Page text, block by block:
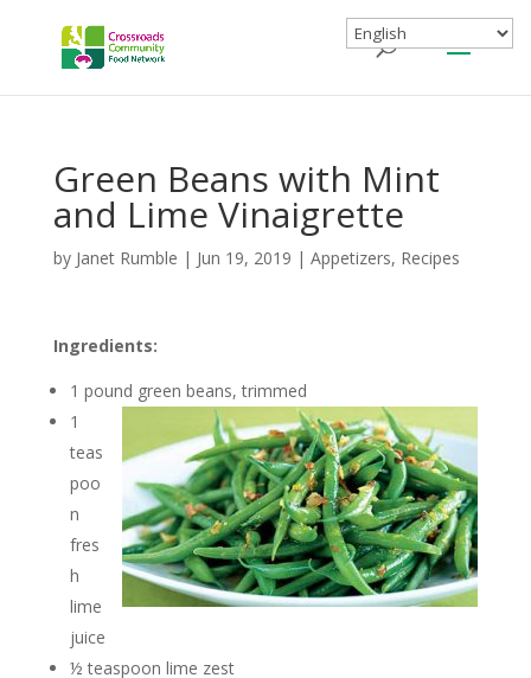
Green Beans with Mint
and Lime Vinaigrette
by Janet Rumble | Jun 19, 2019 | Appetizers, Recipes
Ingredients:
1 pound green beans, trimmed
1
teas
poo
n
fres
h
lime
juice
½ teaspoon lime zest